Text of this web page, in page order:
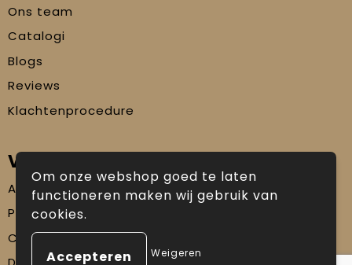
Ons team
Catalogi
Blogs
Reviews
Klachtenprocedure
Veilig winkelen
Algemene voorwaarden
Privacyverklaring
Cookiebeleid
Om onze webshop goed te laten
functioneren maken wij gebruik van
cookies.
Weigeren